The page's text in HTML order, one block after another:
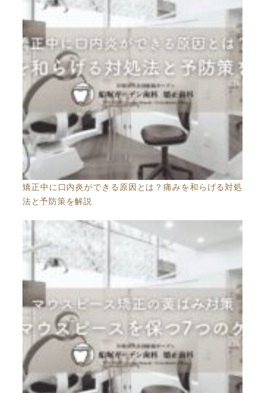
矯正中に口内炎ができる原因とは？痛みを和らげる対処
法と予防策を解説